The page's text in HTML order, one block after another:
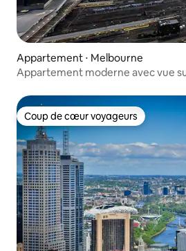
Appartement ⋅ Melbourne
Appartement moderne avec vue
Coup de cœur voyageurs
Coup de cœur voyageurs